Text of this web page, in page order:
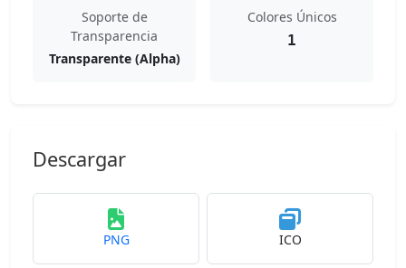
Soporte de
Transparencia
Transparente (Alpha)
Colores Únicos
1
Descargar
PNG ICO